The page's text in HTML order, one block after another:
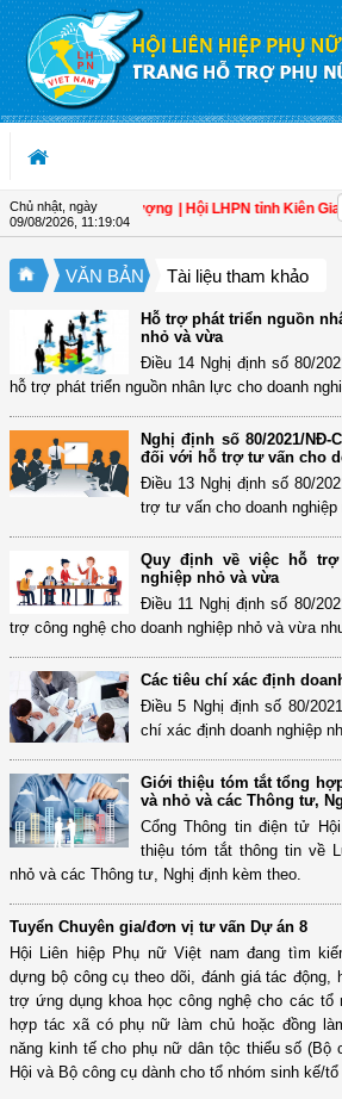
Truy cập nội dung luôn
Chủ nhật, ngày
09/08/2026 11:19:05
Nam thịnh vượng | Hội LHPN tỉnh Kiên
VĂN BẢN Tài liệu tham khảo
Hỗ trợ phát triển nguồn
nhỏ và vừa
Điều 14 Nghị định số 80/
hỗ trợ phát triển nguồn nhân lực cho doanh
Nghị định số 80/2021/
đối với hỗ trợ tư vấn cho
Điều 13 Nghị định số 80/
trợ tư vấn cho doanh
Quy định về việc hỗ
nghiệp nhỏ và vừa
Điều 11 Nghị định số 80/
trợ công nghệ cho doanh nghiệp nhỏ và vừa
Các tiêu chí xác định
Điều 5 Nghị định số 80/
chí xác định doanh nghiệp
Giới thiệu tóm tắt tổng
và nhỏ và các Thông tư,
Cổng Thông tin điện tử
thiệu tóm tắt thông tin về
nhỏ và các Thông tư, Nghị định kèm theo.
Tuyển Chuyên gia/đơn vị tư vấn Dự án 8
Hội Liên hiệp Phụ nữ Việt nam đang tìm
dựng bộ công cụ theo dõi, đánh giá tác động,
trợ ứng dụng khoa học công nghệ cho các tổ
hợp tác xã có phụ nữ làm chủ hoặc đồng
năng kinh tế cho phụ nữ dân tộc thiểu số (Bộ
Hội và Bộ công cụ dành cho tổ nhóm sinh kế/
OK